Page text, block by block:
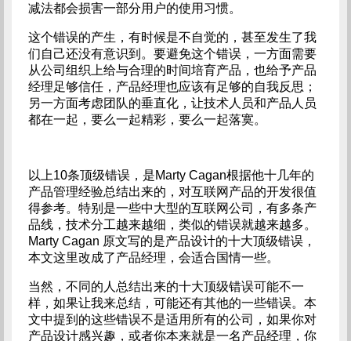
减法都会损害一部分用户的使用习惯。
这个错误的产生，有时候是不自觉的，甚至发生了我
们自己还没有意识到。要避免这个错误，一方面需要
从公司组织上给与合理的时间培育产品，也给予产品
经理足够信任，产品经理也应该有足够的自我反思；
另一方面考虑团队的垂直化，让技术人员和产品人员
都在一起，要么一起精彩，要么一起落寞。
以上10条顶级错误，是Marty Cagan根据他十几年的
产品管理经验总结出来的，对互联网产品的开发很值
得参考。特别是一些中大型的互联网公司，有多条产
品线，技术分工越来越细，类似的错误就越来越多。
Marty Cagan 原文写的是产品设计的十大顶级错误，
本文这里改成了产品经理，会适合国情一些。
当然，不同的人总结出来的十大顶级错误可能不一
样，如果让我来总结，可能还有其他的一些错误。本
文中提到的这些错误不是适用所有的公司，如果你对
产品设计感兴趣，或者你本来就是一名产品经理，你